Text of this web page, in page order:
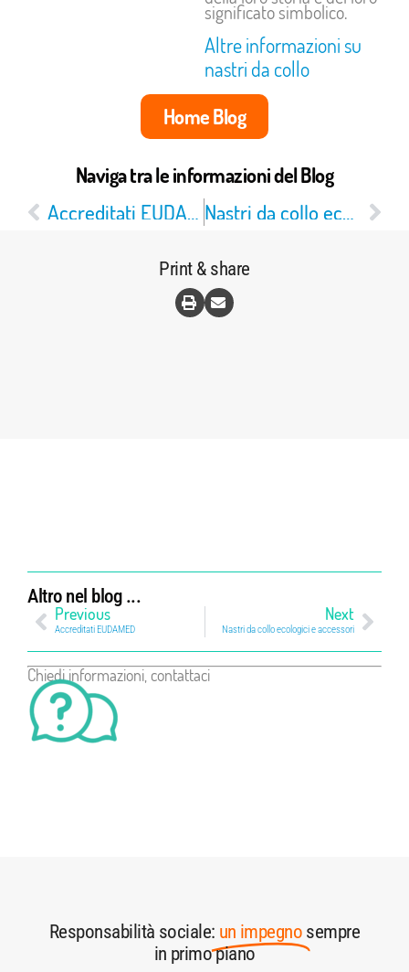
significato simbolico.
Altre informazioni su
nastri da collo
Home Blog
Naviga tra le informazioni del Blog
Accreditati EUDAMED Nastri da collo ecologici e accessori
Print & share
Altro nel blog ...
Previous
Accreditati EUDAMED
Next
Nastri da collo ecologici e accessori
Chiedi informazioni , contattaci
Responsabilità sociale: un impegno sempre
in primo piano